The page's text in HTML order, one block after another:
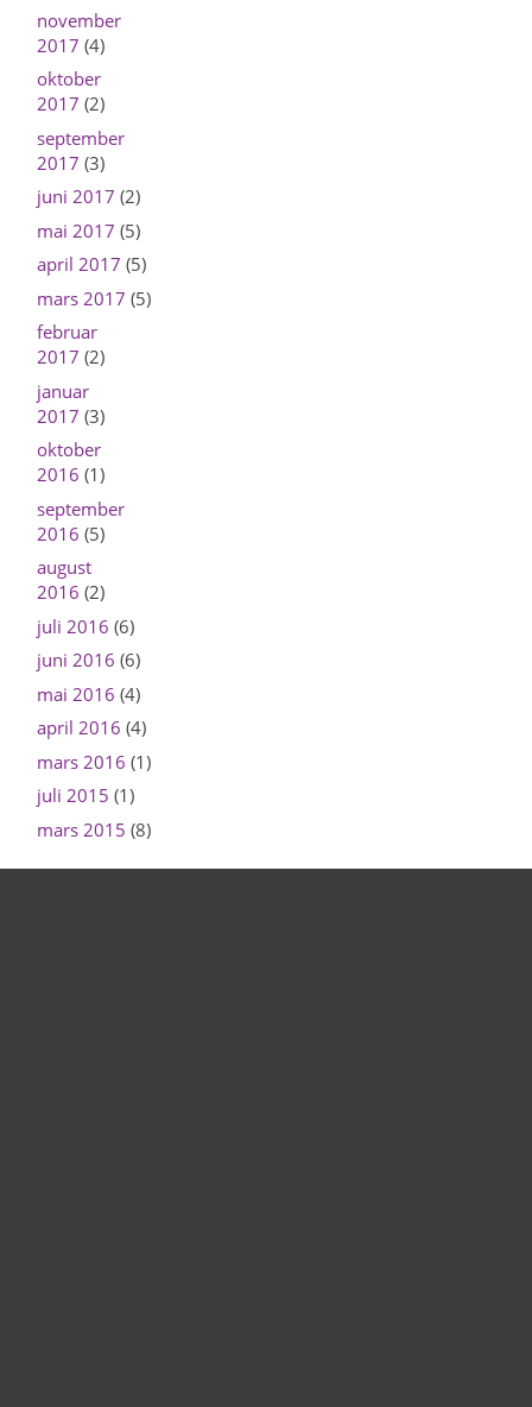
november
2017 (4)
oktober
2017 (2)
september
2017 (3)
juni 2017 (2)
mai 2017 (5)
april 2017 (5)
mars 2017 (5)
februar
2017 (2)
januar
2017 (3)
oktober
2016 (1)
september
2016 (5)
august
2016 (2)
juli 2016 (6)
juni 2016 (6)
mai 2016 (4)
april 2016 (4)
mars 2016 (1)
juli 2015 (1)
mars 2015 (8)